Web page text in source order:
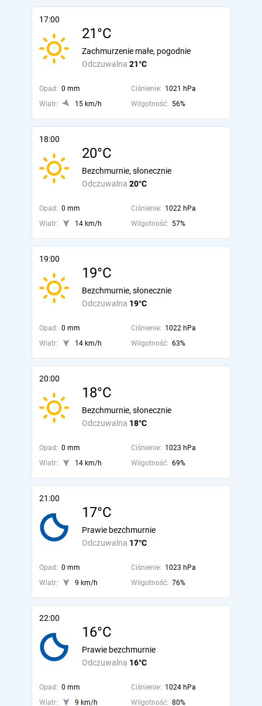
17:00
21°C
Odczuwalna 21°C
Zachmurzenie małe, pogodnie
Opad: 0 mm Ciśnienie: 1021 hPa
Wiatr:
15 km/h Wilgotność: 56%
18:00
20°C
Odczuwalna 20°C
Bezchmurnie, słonecznie
Opad: 0 mm Ciśnienie: 1022 hPa
Wiatr:
14 km/h Wilgotność: 57%
19:00
19°C
Odczuwalna 19°C
Bezchmurnie, słonecznie
Opad: 0 mm Ciśnienie: 1022 hPa
Wiatr:
14 km/h Wilgotność: 63%
20:00
18°C
Odczuwalna 18°C
Bezchmurnie, słonecznie
Opad: 0 mm Ciśnienie: 1023 hPa
Wiatr:
14 km/h Wilgotność: 69%
21:00
17°C
Odczuwalna 17°C
Prawie bezchmurnie
Opad: 0 mm Ciśnienie: 1023 hPa
Wiatr:
9 km/h Wilgotność: 76%
22:00
16°C
Odczuwalna 16°C
Prawie bezchmurnie
Opad: 0 mm Ciśnienie: 1024 hPa
Wiatr:
9 km/h Wilgotność: 80%